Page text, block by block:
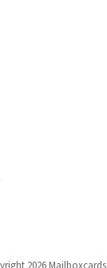
2026 Mailboxcards